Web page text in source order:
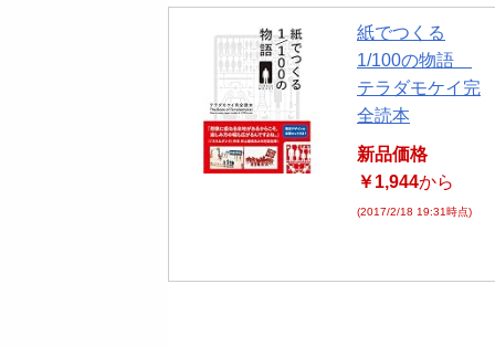
紙でつくる
1/100の物語
テラダモケイ完
全読本
新品価格
￥1,944から
(2017/2/18 19:31時点)